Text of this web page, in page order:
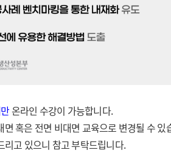
온라인 수강이 가능합니다.
혹은 전면 비대면 교육으로 변경될 수 있
리고 있으니 참고 부탁드립니다.